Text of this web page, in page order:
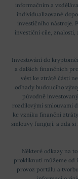
informačním a
individualizované
investičního nástroje.
investiční cíle,
Investování do
a dalších finančních
vést ke ztrátě části
odhady budoucího
původně
rozdílovými smlouvami
ke vzniku finanční
smlouvy fungují, a zda
Některé odkazy na
prokliknutí můžeme od
provoz portálu a